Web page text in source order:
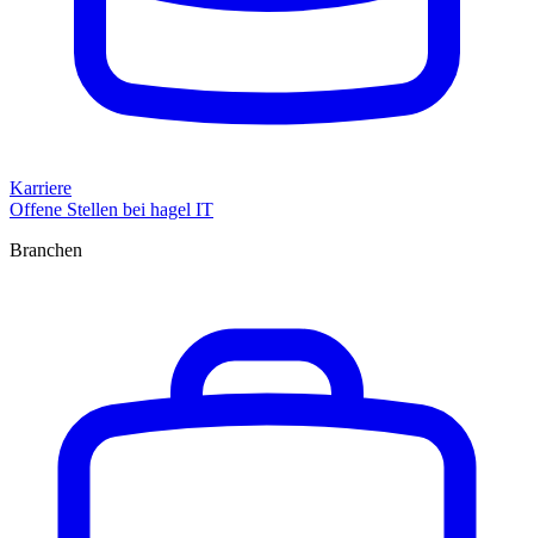
Karriere
Offene Stellen bei hagel IT
Branchen